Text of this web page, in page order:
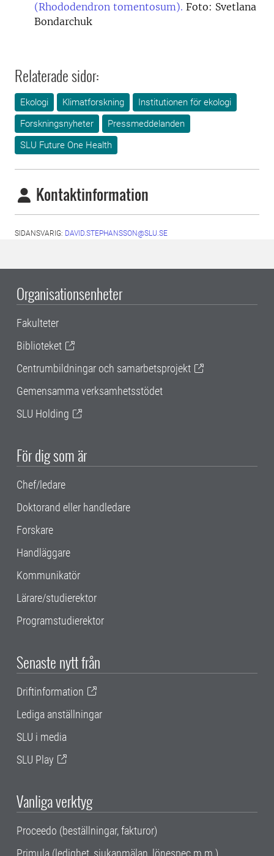
(Rhododendron tomentosum). Foto: Svetlana
Bondarchuk
Relaterade sidor:
Ekologi Klimatforskning
Institutionen för ekologi
Forskningsnyheter
Pressmeddelanden
SLU Future One Health
Kontaktinformation
SIDANSVARIG: DAVID.STEPHANSSON@SLU.SE
Organisationsenheter
Fakulteter
Biblioteket
Centrumbildningar och samarbetsprojekt
Gemensamma verksamhetsstödet
SLU Holding
För dig som är
Chef/ledare
Doktorand eller handledare
Forskare
Handläggare
Kommunikatör
Lärare/studierektor
Programstudierektor
Senaste nytt från
Driftinformation
Lediga anställningar
SLU i media
SLU Play
Vanliga verktyg
Proceedo (beställningar, fakturor)
Primula (ledighet, sjukanmälan, lönespec m.m.)